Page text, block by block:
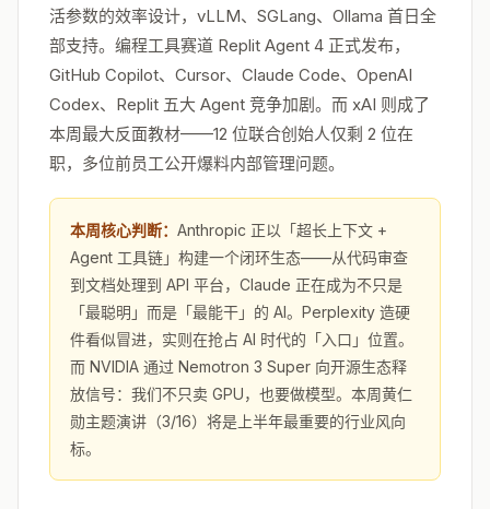
活参数的效率设计，vLLM、SGLang、Ollama 首日全
部支持。编程工具赛道 Replit Agent 4 正式发布，
GitHub Copilot、Cursor、Claude Code、OpenAI
Codex、Replit 五大 Agent 竞争加剧。而 xAI 则成了
本周最大反面教材——12 位联合创始人仅剩 2 位在
职，多位前员工公开爆料内部管理问题。
本周核心判断： Anthropic 正以「超长上下文 +
Agent 工具链」构建一个闭环生态——从代码审查
到文档处理到 API 平台，Claude 正在成为不只是
「最聪明」而是「最能干」的 AI。Perplexity 造硬
件看似冒进，实则在抢占 AI 时代的「入口」位置。
而 NVIDIA 通过 Nemotron 3 Super 向开源生态释
放信号：我们不只卖 GPU，也要做模型。本周黄仁
勋主题演讲（3/16）将是上半年最重要的行业风向
标。